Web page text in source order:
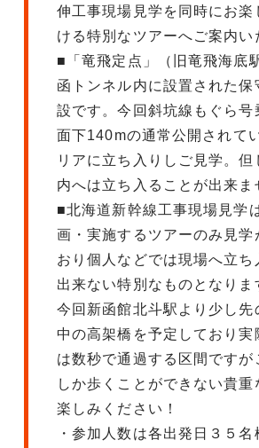
伸工事現場見学を同時にお楽
ける特別なツアーへご案内い
■「竜飛定点」（旧竜飛海底
函トンネル内に設置された保
設です。今回斜坑線もぐら号
面下140mの通常公開されて
リアに立ち入りしご見学。但
内へは立ち入ることが出来ま
■北海道新幹線工事現場見学
画・実施するツアーのみ見学
おり個人などでは現場へ立ち
出来ない特別なものとなりま
今回新函館北斗駅より少し先
中の高架橋を予定しており実
は数秒で通過する区間ですが
しか歩くことができない貴重
楽しみください！
・参加人数は各出発日３５名